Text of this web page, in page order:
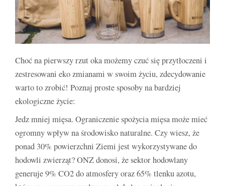
Choć na pierwszy rzut oka możemy czuć się przytłoczeni i
zestresowani eko zmianami w swoim życiu, zdecydowanie
warto to zrobić! Poznaj proste sposoby na bardziej
ekologiczne życie:
Jedz mniej mięsa. Ograniczenie spożycia mięsa może mieć
ogromny wpływ na środowisko naturalne. Czy wiesz, że
ponad 30% powierzchni Ziemi jest wykorzystywane do
hodowli zwierząt? ONZ donosi, że sektor hodowlany
generuje 9% CO2 do atmosfery oraz 65% tlenku azotu,